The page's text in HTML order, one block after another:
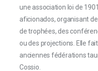
une association loi de
aficionados, organisant
de trophées, des
ou des projections. Elle
anciennes fédérations
Cossio.